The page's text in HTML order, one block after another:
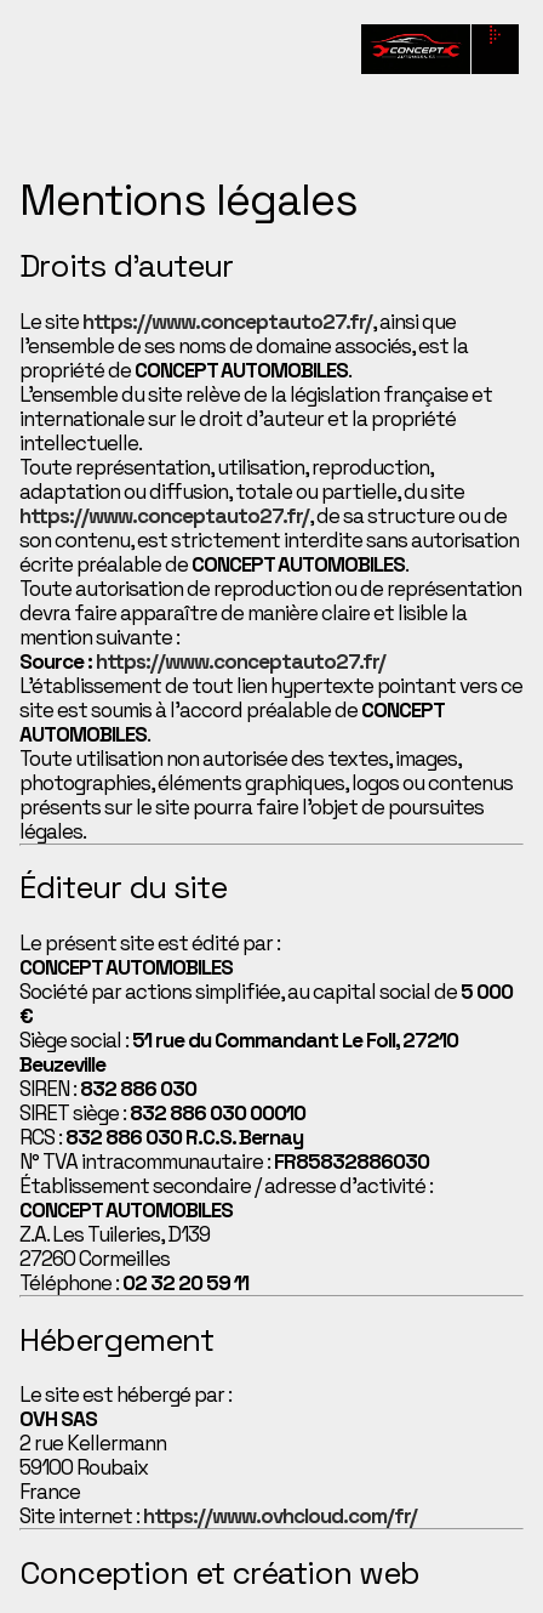
Mentions légales
Droits d’auteur
Le sitehttps://www.conceptauto27.fr/, ainsi que
l’ensemble de ses noms de domaine associés, est la
propriété deCONCEPT AUTOMOBILES.
L’ensemble du site relève de la législation française et
internationale sur le droit d’auteur et la propriété
intellectuelle.
Toute représentation, utilisation, reproduction,
adaptation ou diffusion, totale ou partielle, du site
https://www.conceptauto27.fr/, de sa structure ou de
son contenu, est strictement interdite sans autorisation
écrite préalable deCONCEPT AUTOMOBILES.
Toute autorisation de reproduction ou de représentation
devra faire apparaître de manière claire et lisible la
mention suivante :
Source :https://www.conceptauto27.fr/
L’établissement de tout lien hypertexte pointant vers ce
site est soumis à l’accord préalable deCONCEPT
AUTOMOBILES.
Toute utilisation non autorisée des textes, images,
photographies, éléments graphiques, logos ou contenus
présents sur le site pourra faire l’objet de poursuites
légales.
Éditeur du site
Le présent site est édité par :
CONCEPT AUTOMOBILES
Société par actions simplifiée, au capital social de5 000
€
Siège social :51 rue du Commandant Le Foll, 27210
Beuzeville
SIREN :832 886 030
SIRET siège :832 886 030 00010
RCS :832 886 030 R.C.S. Bernay
N° TVA intracommunautaire :FR85832886030
Établissement secondaire / adresse d’activité :
CONCEPT AUTOMOBILES
Z.A. Les Tuileries, D139
27260 Cormeilles
Téléphone :02 32 20 59 11
Hébergement
Le site est hébergé par :
OVH SAS
2 rue Kellermann
59100 Roubaix
France
Site internet :https://www.ovhcloud.com/fr/
Conception et création web